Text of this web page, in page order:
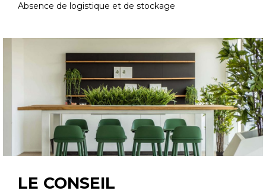
Absence de logistique et de stockage
LE CONSEIL